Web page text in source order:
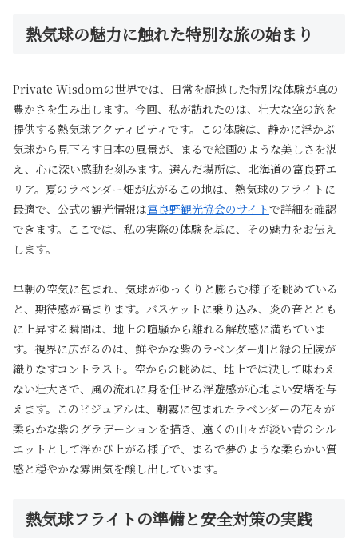
熱気球の魅力に触れた特別な旅の始まり
Private Wisdomの世界では、日常を超越した特別な体験が真の
豊かさを生み出します。今回、私が訪れたのは、壮大な空の旅を
提供する熱気球アクティビティです。この体験は、静かに浮かぶ
気球から見下ろす日本の風景が、まるで絵画のような美しさを湛
え、心に深い感動を刻みます。選んだ場所は、北海道の富良野エ
リア。夏のラベンダー畑が広がるこの地は、熱気球のフライトに
最適で、公式の観光情報は富良野観光協会のサイトで詳細を確認
できます。ここでは、私の実際の体験を基に、その魅力をお伝え
します。
早朝の空気に包まれ、気球がゆっくりと膨らむ様子を眺めている
と、期待感が高まります。バスケットに乗り込み、炎の音ととも
に上昇する瞬間は、地上の喧騒から離れる解放感に満ちていま
す。視界に広がるのは、鮮やかな紫のラベンダー畑と緑の丘陵が
織りなすコントラスト。空からの眺めは、地上では決して味わえ
ない壮大さで、風の流れに身を任せる浮遊感が心地よい安堵を与
えます。このビジュアルは、朝霧に包まれたラベンダーの花々が
柔らかな紫のグラデーションを描き、遠くの山々が淡い青のシル
エットとして浮かび上がる様子で、まるで夢のような柔らかい質
感と穏やかな雰囲気を醸し出しています。
熱気球フライトの準備と安全対策の実践